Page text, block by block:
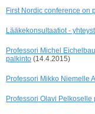
First Nordic conference on
Lääkekonsultaatiot -
Professori Michel
palkinto (14.4.2015)
Professori Mikko Niemelle
Professori Olavi